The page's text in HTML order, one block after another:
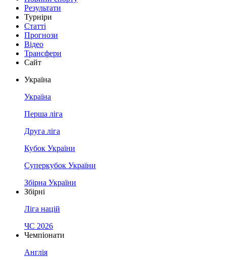
Результати
Турніри
Статті
Прогнози
Відео
Трансфери
Сайт
Україна
Україна
Перша ліга
Друга ліга
Кубок України
Суперкубок України
Збірна України
Збірні
Ліга націй
ЧС 2026
Чемпіонати
Англія